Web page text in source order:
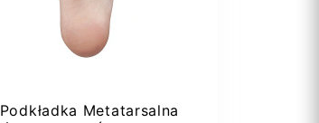
Podkładka Metatarsalna